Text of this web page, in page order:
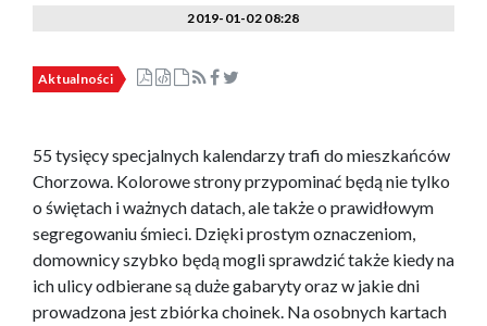
2019-01-02 08:28
Aktualności
55 tysięcy specjalnych kalendarzy trafi do mieszkańców
Chorzowa. Kolorowe strony przypominać będą nie tylko
o świętach i ważnych datach, ale także o prawidłowym
segregowaniu śmieci. Dzięki prostym oznaczeniom,
domownicy szybko będą mogli sprawdzić także kiedy na
ich ulicy odbierane są duże gabaryty oraz w jakie dni
prowadzona jest zbiórka choinek. Na osobnych kartach